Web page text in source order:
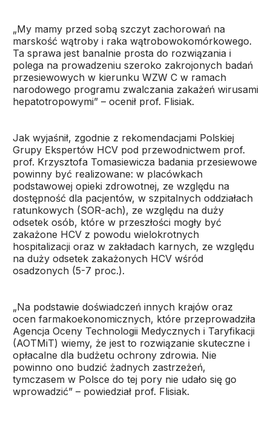
„My mamy przed sobą szczyt zachorowań na
marskość wątroby i raka wątrobowokomórkowego.
Ta sprawa jest banalnie prosta do rozwiązania i
polega na prowadzeniu szeroko zakrojonych badań
przesiewowych w kierunku WZW C w ramach
narodowego programu zwalczania zakażeń wirusami
hepatotropowymi” – ocenił prof. Flisiak.
Jak wyjaśnił, zgodnie z rekomendacjami Polskiej
Grupy Ekspertów HCV pod przewodnictwem prof.
prof. Krzysztofa Tomasiewicza badania przesiewowe
powinny być realizowane: w placówkach
podstawowej opieki zdrowotnej, ze względu na
dostępność dla pacjentów, w szpitalnych oddziałach
ratunkowych (SOR-ach), ze względu na duży
odsetek osób, które w przeszłości mogły być
zakażone HCV z powodu wielokrotnych
hospitalizacji oraz w zakładach karnych, ze względu
na duży odsetek zakażonych HCV wśród
osadzonych (5-7 proc.).
„Na podstawie doświadczeń innych krajów oraz
ocen farmakoekonomicznych, które przeprowadziła
Agencja Oceny Technologii Medycznych i Taryfikacji
(AOTMiT) wiemy, że jest to rozwiązanie skuteczne i
opłacalne dla budżetu ochrony zdrowia. Nie
powinno ono budzić żadnych zastrzeżeń,
tymczasem w Polsce do tej pory nie udało się go
wprowadzić” – powiedział prof. Flisiak.